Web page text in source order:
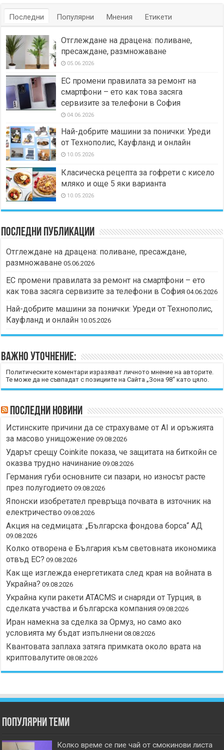
Последни Популярни Мнения Етикети
Отглеждане на драцена: поливане,
пресаждане, размножаване
05.06.2026
ЕС промени правилата за ремонт на
смартфони – ето как това засяга
сервизите за телефони в София
04.06.2026
Най-добрите машини за понички: Уреди
от Технополис, Кауфланд и онлайн
10.05.2026
Класическа рецепта за гофрети с кисело
мляко и още 5 яки варианта
10.05.2026
Последни публикации
Отглеждане на драцена: поливане, пресаждане,
размножаване 05.06.2026
ЕС промени правилата за ремонт на смартфони – ето
как това засяга сервизите за телефони в София 04.06.2026
Най-добрите машини за понички: Уреди от Технополис,
Кауфланд и онлайн 10.05.2026
Важно уточнение:
Политическите коментари изразяват личното мнение на авторите.
Те може да не съвпадат с позициите на Сайта „Зона 98“ като цяло.
Последни новини
Истинските причини да се страхуваме от AI и оръжията
за масово унищожение 09.08.2026
Ударът срещу Coinkite показа, че защитата на биткойн се
оказва трудно начинание 09.08.2026
Германия губи основните си пазари, но износът расте
през полугодието 09.08.2026
Японски изобретател превръща почвата в източник на
електричество 09.08.2026
Акция на седмицата: „Българска фондова борса“ АД
09.08.2026
Колко отворена е България към световната икономика
отвъд ЕС? 09.08.2026
Как ще изглежда енергетиката след края на войната в
Украйна? 09.08.2026
Украйна купи ракети ATACMS и снаряди от Турция, в
сделката участва и българска компания 09.08.2026
Иран намекна за сделка за Ормуз, но само ако
условията му бъдат изпълнени 08.08.2026
Квантовата заплаха затяга примката около врата на
криптовалутите 08.08.2026
Популярни теми
Колко време се пие чай от смокинови листа